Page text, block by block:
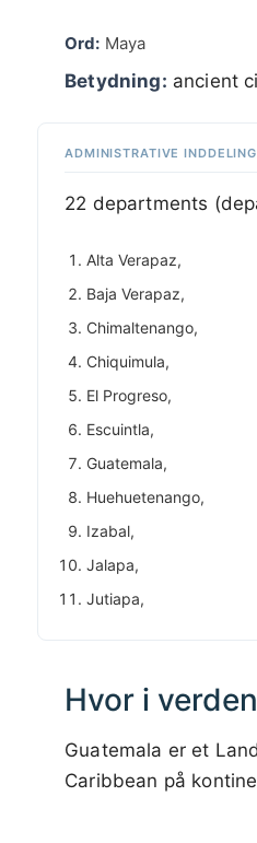
Ord: Maya
Betydning: ancient
ADMINISTRATIVE
22 departments
Alta Verapaz,
Baja Verapaz,
Chimaltenango,
Chiquimula,
El Progreso,
Escuintla,
Guatemala,
Huehuetenango,
Izabal,
Jalapa,
Jutiapa,
Hvor i
Guatemala er et
Caribbean på